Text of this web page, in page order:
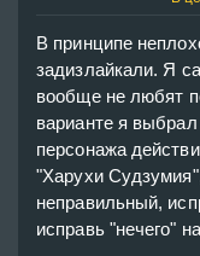
В принципе
задизлайкали. Я
вообще не любят
варианте я
персонажа
"Харухи
неправильный,
исправь "нечего"